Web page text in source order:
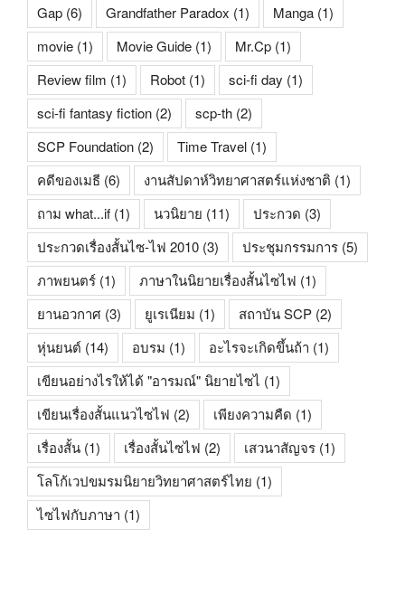
Gap (6) Grandfather Paradox (1) Manga (1)
movie (1) Movie Guide (1) Mr.Cp (1)
Review film (1) Robot (1) sci-fi day (1)
sci-fi fantasy fiction (2) scp-th (2)
SCP Foundation (2) Time Travel (1)
คดีของเมธี (6) งานสัปดาห์วิทยาศาสตร์แห่งชาติ (1)
ถาม what...if (1) นวนิยาย (11) ประกวด (3)
ประกวดเรื่องสั้นไซ-ไฟ 2010 (3) ประชุมกรรมการ (5)
ภาพยนตร์ (1) ภาษาในนิยายเรื่องสั้นไซไฟ (1)
ยานอวกาศ (3) ยูเรเนียม (1) สถาบัน SCP (2)
หุ่นยนต์ (14) อบรม (1) อะไรจะเกิดขึ้นถ้า (1)
เขียนอย่างไรให้ได้ "อารมณ์" นิยายไซไ (1)
เขียนเรื่องสั้นแนวไซไฟ (2) เพียงความคืด (1)
เรื่องสั้น (1) เรื่องสั้นไซไฟ (2) เสวนาสัญจร (1)
โลโก้เวปขมรมนิยายวิทยาศาสตร์ไทย (1)
ไซไฟกับภาษา (1)